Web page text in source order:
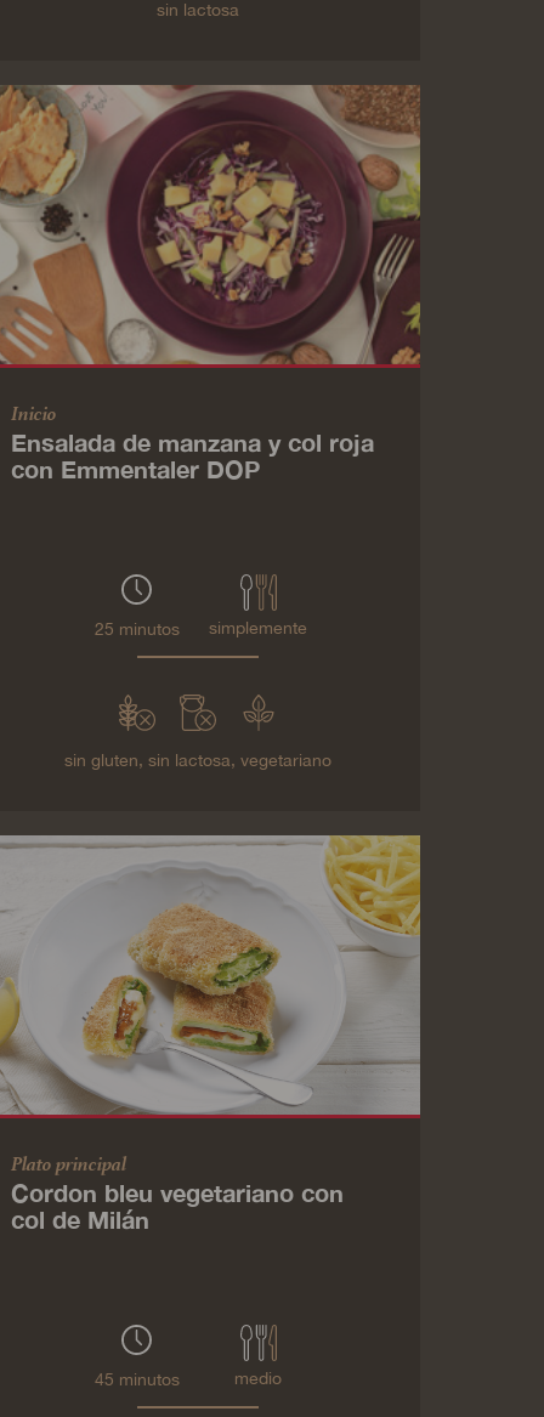
sin lactosa
Inicio
Ensalada de manzana y col roja
con Emmentaler DOP
25 minutos simplemente
sin gluten, sin lactosa, vegetariano
Plato principal
Cordon bleu vegetariano con
col de Milán
45 minutos medio